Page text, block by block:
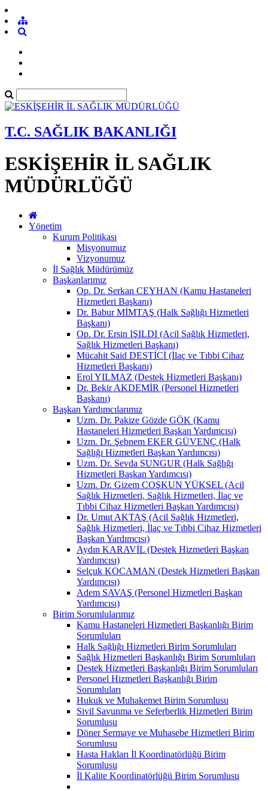
T.C. SAĞLIK BAKANLIĞI
ESKİŞEHİR İL SAĞLIK
MÜDÜRLÜĞÜ
Yönetim
Kurum Politikası
Misyonumuz
Vizyonumuz
İl Sağlık Müdürümüz
Başkanlarımız
Op. Dr. Serkan CEYHAN (Kamu Hastaneleri
Hizmetleri Başkanı)
Dr. Babur MİMTAŞ (Halk Sağlığı Hizmetleri
Başkanı)
Op. Dr. Ersin IŞILDI (Acil Sağlık Hizmetleri,
Sağlık Hizmetleri Başkanı)
Mücahit Said DESTİCİ (İlaç ve Tıbbi Cihaz
Hizmetleri Başkanı)
Erol YILMAZ (Destek Hizmetleri Başkanı)
Dr. Bekir AKDEMİR (Personel Hizmetleri
Başkanı)
Başkan Yardımcılarımız
Uzm. Dr. Pakize Gözde GÖK (Kamu
Hastaneleri Hizmetleri Başkan Yardımcısı)
Uzm. Dr. Şebnem EKER GÜVENÇ (Halk
Sağlığı Hizmetleri Başkan Yardımcısı)
Uzm. Dr. Sevda SUNGUR (Halk Sağlığı
Hizmetleri Başkan Yardımcısı)
Uzm. Dr. Gizem COŞKUN YÜKSEL (Acil
Sağlık Hizmetleri, Sağlık Hizmetleri, İlaç ve
Tıbbi Cihaz Hizmetleri Başkan Yardımcısı)
Dr. Umut AKTAŞ (Acil Sağlık Hizmetleri,
Sağlık Hizmetleri, İlaç ve Tıbbi Cihaz Hizmetleri
Başkan Yardımcısı)
Aydın KARAVİL (Destek Hizmetleri Başkan
Yardımcısı)
Selçuk KOCAMAN (Destek Hizmetleri Başkan
Yardımcısı)
Adem SAVAŞ (Personel Hizmetleri Başkan
Yardımcısı)
Birim Sorumlularımız
Kamu Hastaneleri Hizmetleri Başkanlığı Birim
Sorumluları
Halk Sağlığı Hizmetleri Birim Sorumluları
Sağlık Hizmetleri Başkanlığı Birim Sorumluları
Destek Hizmetleri Başkanlığı Birim Sorumluları
Personel Hizmetleri Başkanlığı Birim
Sorumluları
Hukuk ve Muhakemet Birim Sorumlusu
Sivil Savunma ve Seferberlik Hizmetleri Birim
Sorumlusu
Döner Sermaye ve Muhasebe Hizmetleri Birim
Sorumlusu
Hasta Hakları İl Koordinatörlüğü Birim
Sorumlusu
İl Kalite Koordinatörlüğü Birim Sorumlusu